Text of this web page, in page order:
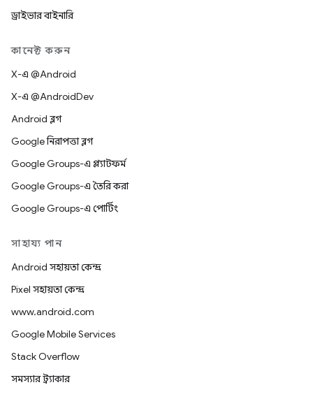
ড্রাইভার বাইনারি
কানেক্ট করুন
X-এ @Android
X-এ @AndroidDev
Android ব্লগ
Google নিরাপত্তা ব্লগ
Google Groups-এ প্ল্যাটফর্ম
Google Groups-এ তৈরি করা
Google Groups-এ পোর্টিং
সাহায্য পান
Android সহায়তা কেন্দ্র
Pixel সহায়তা কেন্দ্র
www.android.com
Google Mobile Services
Stack Overflow
সমস্যার ট্র্যাকার